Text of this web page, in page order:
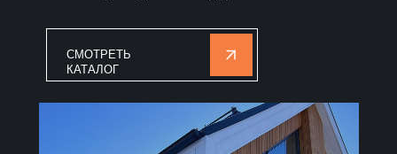
8 (800) 707-09-65
СМОТРЕТЬ
КАТАЛОГ